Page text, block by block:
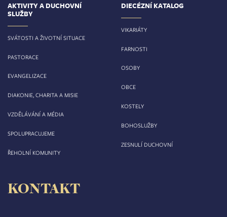
AKTIVITY A DUCHOVNÍ
SLUŽBY
SVÁTOSTI A ŽIVOTNÍ SITUACE
PASTORACE
EVANGELIZACE
DIAKONIE, CHARITA A MISIE
VZDĚLÁVÁNÍ A MÉDIA
SPOLUPRACUJEME
ŘEHOLNÍ KOMUNITY
DIECÉZNÍ KATALOG
VIKARIÁTY
FARNOSTI
OSOBY
OBCE
KOSTELY
BOHOSLUŽBY
ZESNULÍ DUCHOVNÍ
KONTAKT